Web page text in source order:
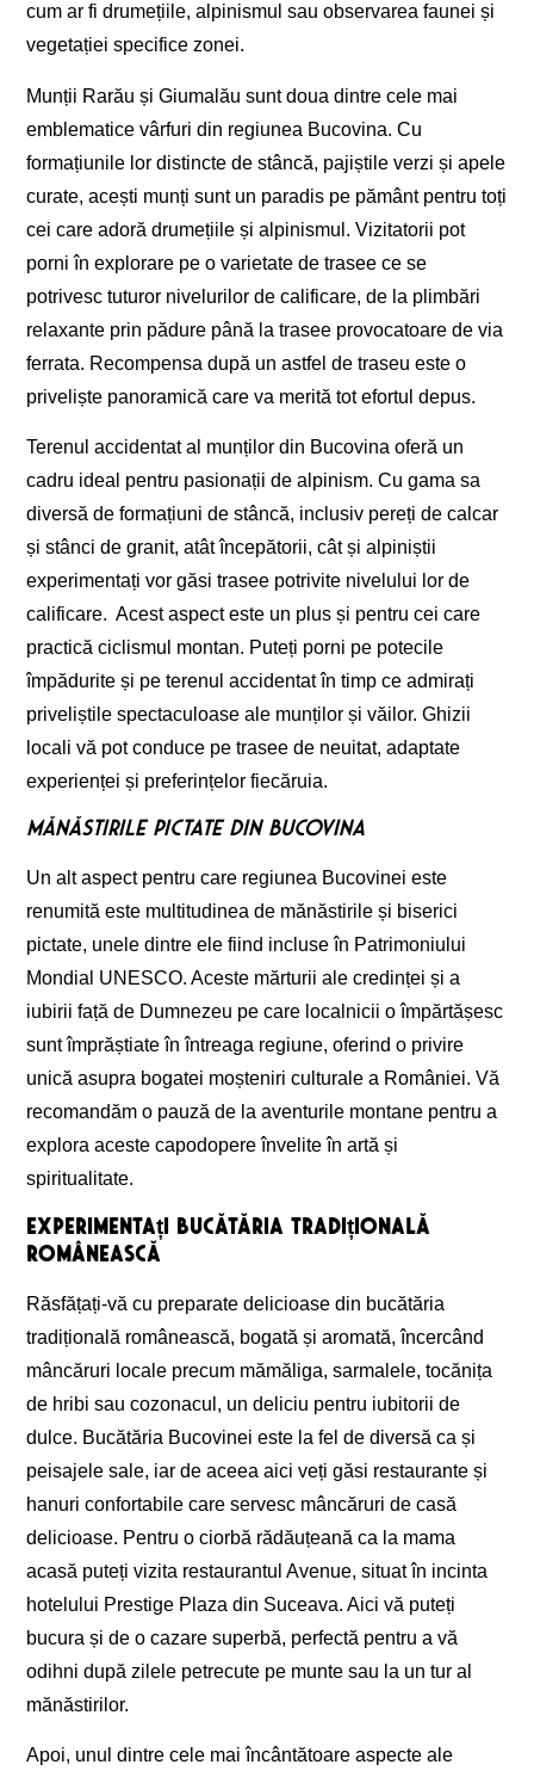
cum ar fi drumețiile, alpinismul sau observarea faunei și
vegetației specifice zonei.
Munții Rarău și Giumalău sunt doua dintre cele mai
emblematice vârfuri din regiunea Bucovina. Cu
formațiunile lor distincte de stâncă, pajiștile verzi și apele
curate, acești munți sunt un paradis pe pământ pentru toți
cei care adoră drumețiile și alpinismul. Vizitatorii pot
porni în explorare pe o varietate de trasee ce se
potrivesc tuturor nivelurilor de calificare, de la plimbări
relaxante prin pădure până la trasee provocatoare de via
ferrata. Recompensa după un astfel de traseu este o
priveliște panoramică care va merită tot efortul depus.
Terenul accidentat al munților din Bucovina oferă un
cadru ideal pentru pasionații de alpinism. Cu gama sa
diversă de formațiuni de stâncă, inclusiv pereți de calcar
și stânci de granit, atât începătorii, cât și alpiniștii
experimentați vor găsi trasee potrivite nivelului lor de
calificare. Acest aspect este un plus și pentru cei care
practică ciclismul montan. Puteți porni pe potecile
împădurite și pe terenul accidentat în timp ce admirați
priveliștile spectaculoase ale munților și văilor. Ghizii
locali vă pot conduce pe trasee de neuitat, adaptate
experienței și preferințelor fiecăruia.
Mănăstirile pictate din Bucovina
Un alt aspect pentru care regiunea Bucovinei este
renumită este multitudinea de mănăstirile și biserici
pictate, unele dintre ele fiind incluse în Patrimoniului
Mondial UNESCO. Aceste mărturii ale credinței și a
iubirii față de Dumnezeu pe care localnicii o împărtășesc
sunt împrăștiate în întreaga regiune, oferind o privire
unică asupra bogatei moșteniri culturale a României. Vă
recomandăm o pauză de la aventurile montane pentru a
explora aceste capodopere învelite în artă și
spiritualitate.
Experimentați bucătăria tradițională
românească
Răsfățați-vă cu preparate delicioase din bucătăria
tradițională românească, bogată și aromată, încercând
mâncăruri locale precum mămăliga, sarmalele, tocănița
de hribi sau cozonacul, un deliciu pentru iubitorii de
dulce. Bucătăria Bucovinei este la fel de diversă ca și
peisajele sale, iar de aceea aici veți găsi restaurante și
hanuri confortabile care servesc mâncăruri de casă
delicioase. Pentru o ciorbă rădăuțeană ca la mama
acasă puteți vizita restaurantul Avenue, situat în incinta
hotelului Prestige Plaza din Suceava. Aici vă puteți
bucura și de o cazare superbă, perfectă pentru a vă
odihni după zilele petrecute pe munte sau la un tur al
mănăstirilor.
Apoi, unul dintre cele mai încântătoare aspecte ale